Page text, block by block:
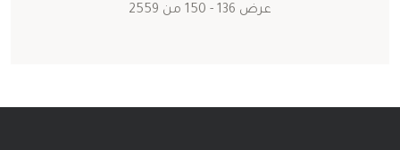
عرض 136
-
150 من 2559